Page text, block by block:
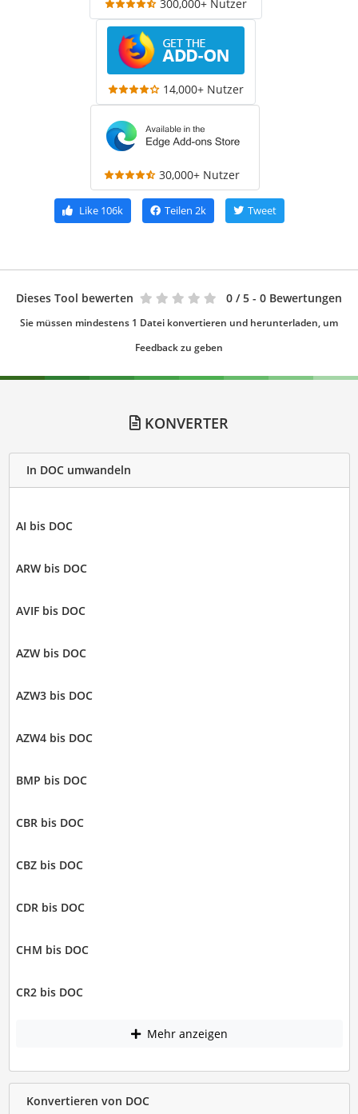
300,000+ Nutzer
14,000+ Nutzer
30,000+ Nutzer
Like 106k Teilen 2k Tweet
Dieses Tool bewerten 0 / 5 - 0 Bewertungen
Sie müssen mindestens 1 Datei konvertieren und herunterladen, um
Feedback zu geben
KONVERTER
In DOC umwandeln
AI bis DOC
ARW bis DOC
AVIF bis DOC
AZW bis DOC
AZW3 bis DOC
AZW4 bis DOC
BMP bis DOC
CBR bis DOC
CBZ bis DOC
CDR bis DOC
CHM bis DOC
CR2 bis DOC
Mehr anzeigen
Konvertieren von DOC